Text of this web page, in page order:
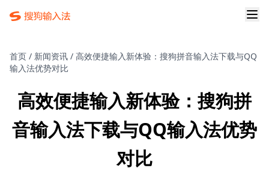
首页 / 新闻资讯 / 高效便捷输入新体验：搜狗拼音输入法下载与QQ
输入法优势对比
高效便捷输入新体验：搜狗拼
音输入法下载与QQ输入法优势
对比